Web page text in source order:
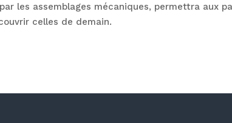
les assemblages mécaniques, permettra aux
celles de demain.